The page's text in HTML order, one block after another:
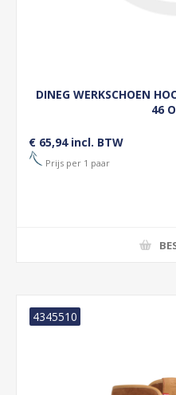
DINEG WERKSCHOEN
46
€ 65,94 incl. BTW
Prijs per 1 paar
4345510